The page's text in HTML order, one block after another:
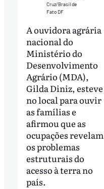
Cruz/Brasil de
Fato DF
A ouvidora agrária
nacional do
Ministério do
Desenvolvimento
Agrário (MDA),
Gilda Diniz, esteve
no local para ouvir
as famílias e
afirmou que as
ocupações revelam
os problemas
estruturais do
acesso à terra no
país.